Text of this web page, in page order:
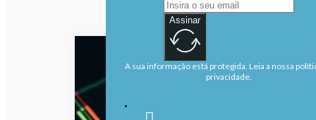
Assinar
A sua informação está protegida. Leia a nossa
privacidade.